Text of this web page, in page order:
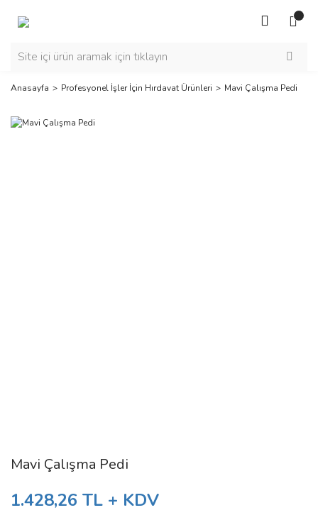
Anasayfa Profesyonel İşler İçin Hırdavat Ürünleri Mavi Çalışma Pedi
Mavi Çalışma Pedi
1.428,26 TL + KDV